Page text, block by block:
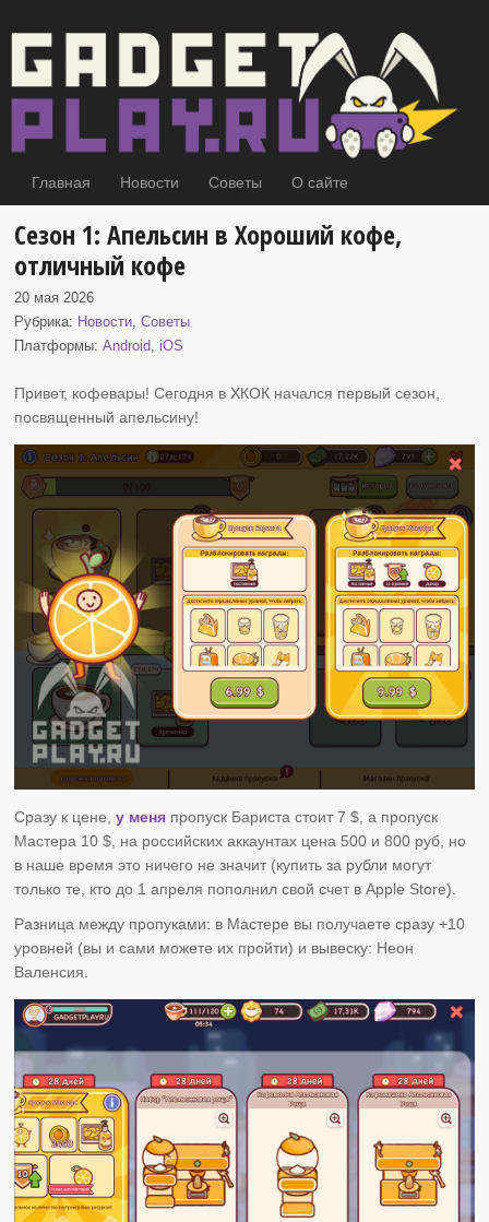
Главная Новости Советы О сайте
Сезон 1: Апельсин в Хороший кофе,
отличный кофе
20 мая 2026
Рубрика: Новости,Советы
Платформы:Android, iOS
Привет, кофевары! Сегодня в ХКОК начался первый сезон,
посвященный апельсину!
Сразу к цене,у меня пропуск Бариста стоит 7 $, а пропуск
Мастера 10 $, на российских аккаунтах цена 500 и 800 руб, но
в наше время это ничего не значит (купить за рубли могут
только те, кто до 1 апреля пополнил свой счет в Apple Store).
Разница между пропуками: в Мастере вы получаете сразу +10
уровней (вы и сами можете их пройти) и вывеску: Неон
Валенсия.